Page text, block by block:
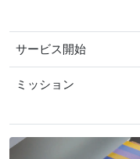
サービス開始
ミッション